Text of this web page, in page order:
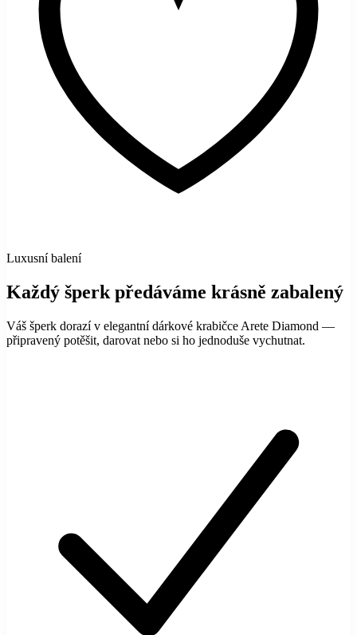
Luxusní balení
Každý šperk předáváme krásně zabalený
Váš šperk dorazí v elegantní dárkové krabičce Arete Diamond —
připravený potěšit, darovat nebo si ho jednoduše vychutnat.